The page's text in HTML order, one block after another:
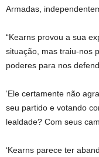
Armadas,
“Kearns provou a sua
situação, mas traiu-nos
poderes para nos
‘Ele certamente não
seu partido e votando
lealdade? Com seus
‘Kearns parece ter